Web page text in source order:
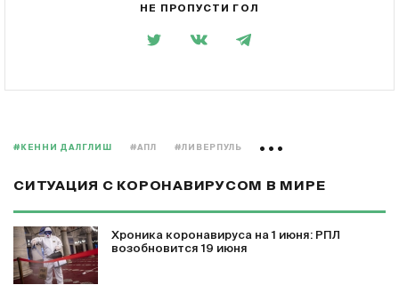
НЕ ПРОПУСТИ ГОЛ
#КЕННИ ДАЛГЛИШ #АПЛ #ЛИВЕРПУЛЬ
СИТУАЦИЯ С КОРОНАВИРУСОМ В МИРЕ
Хроника коронавируса на 1 июня: РПЛ
возобновится 19 июня